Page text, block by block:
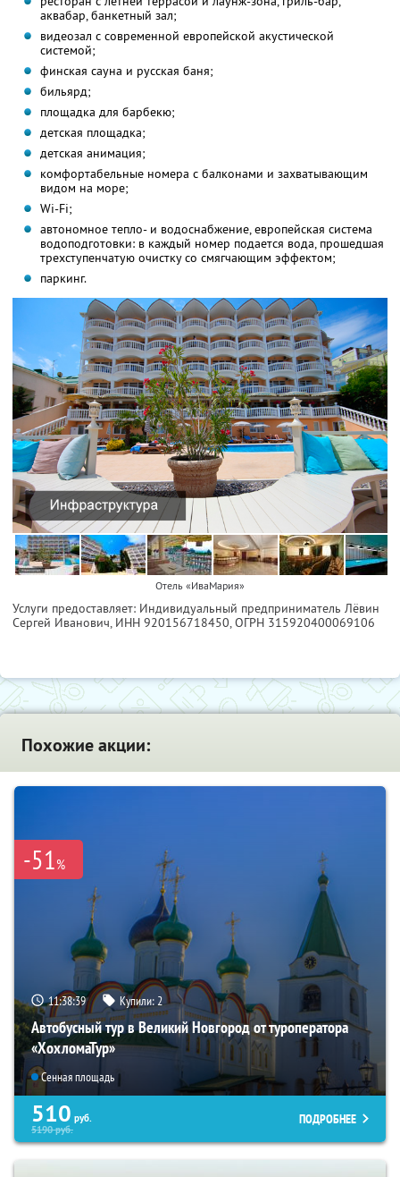
аквабар, банкетный зал;
видеозал с современной европейской акустической
системой;
финская сауна и русская баня;
бильярд;
площадка для барбекю;
детская площадка;
детская анимация;
комфортабельные номера с балконами и захватывающим
видом на море;
Wi-Fi;
автономное тепло- и водоснабжение, европейская система
водоподготовки: в каждый номер подается вода, прошедшая
трехступенчатую очистку со смягчающим эффектом;
паркинг.
Отель «ИваМария»
Услуги предоставляет: Индивидуальный предприниматель Лёвин
Сергей Иванович, ИНН 920156718450, ОГРН 315920400069106
Похожие акции:
-51%
11:38:38 Купили:2
Автобусный тур в Великий Новгород от туроператора
«ХохломаТур»
Сенная площадь
510 руб.
5190руб.
ПОДРОБНЕЕ